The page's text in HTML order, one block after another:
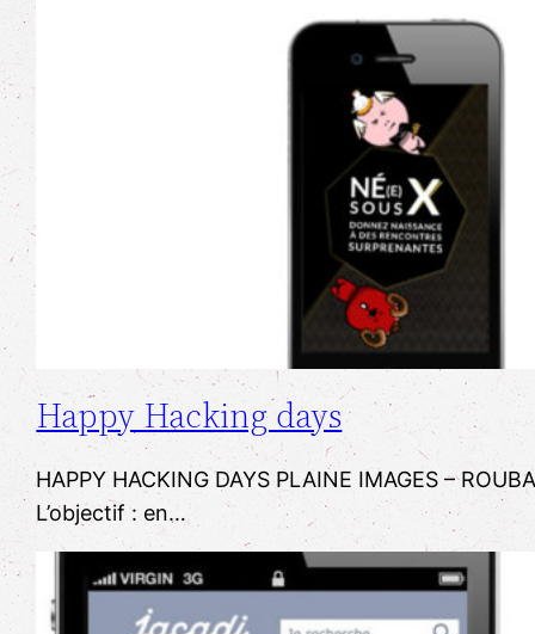
Happy Hacking days
​HAPPY HACKING DAYS ​PLAINE IMAGES –
L’objectif : ​​en…